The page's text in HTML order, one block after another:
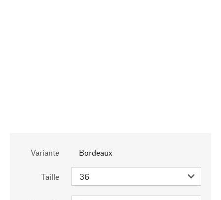
Variante Bordeaux
Taille